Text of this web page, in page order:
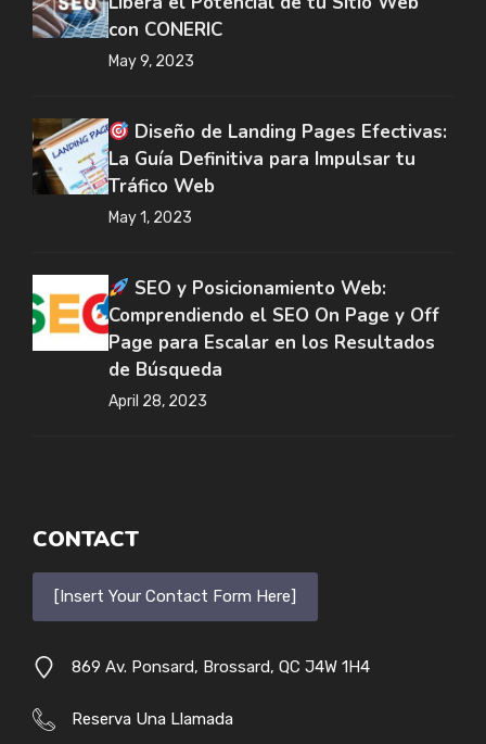
con CONERIC
May 9, 2023
Diseño de Landing Pages Efectivas:
La Guía Definitiva para Impulsar tu
Tráfico Web
May 1, 2023
SEO y Posicionamiento Web:
Comprendiendo el SEO On Page y Off
Page para Escalar en los Resultados
de Búsqueda
April 28, 2023
CONTACT
[Insert Your Contact Form Here]
869 Av. Ponsard, Brossard, QC J4W 1H4
Reserva Una Llamada